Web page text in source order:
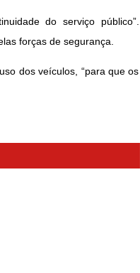
do serviço público”.
forças de segurança.
dos veículos, “para que os